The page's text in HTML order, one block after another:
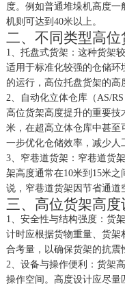
度。例如普通堆垛机高度一
机则可达到40米以上。
二、不同类型高
1、 托盘式货架：这种货架
适用于标准化较强的仓储环
的运行，高位托盘货架的高
2、
自动化立体仓库（AS/
高位货架高度提升的重要技
米，在超高立体仓库中甚至
一步优化仓储效率，减少人
3、 窄巷道货架：窄巷道货
架高度通常在10米到15米
说，窄巷道货架因节省通道
三、高位货架高
1、 安全性与结构强度：货
计时应根据货物重量、货
合考量，以确保货架的抗震
2、 设备与操作便利：货架
操作空间。高度设计应尽量